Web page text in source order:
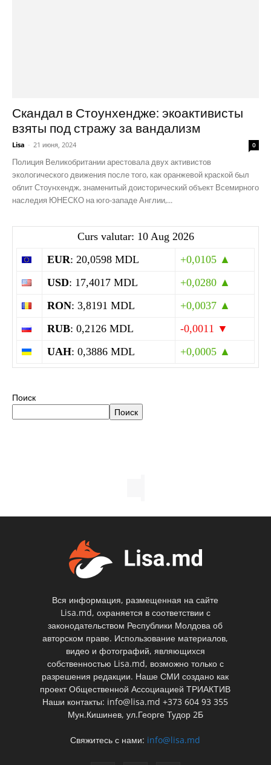
Скандал в Стоунхендже: экоактивисты
взяты под стражу за вандализм
Lisa - 21 июня, 2024 0
Полиция Великобритании арестовала двух активистов
экологического движения после того, как оранжевой краской был
облит Стоунхендж, знаменитый доисторический объект Всемирного
наследия ЮНЕСКО на юго-западе Англии,...
Curs valutar: 10 Aug 2026
EUR: 20,0598 MDL
+0,0105 ▲
USD: 17,4017 MDL
+0,0280 ▲
RON: 3,8191 MDL
+0,0037 ▲
RUB: 0,2126 MDL
-0,0011 ▼
UAH: 0,3886 MDL +0,0005 ▲
Поиск
Поиск
Вся информация, размещенная на сайте
Lisa.md, охраняется в соответствии с
законодательством Республики Молдова об
авторском праве. Использование материалов,
видео и фотографий, являющихся
собственностью Lisa.md, возможно только с
разрешения редакции. Наше СМИ создано как
проект Общественной Ассоциацией ТРИАКТИВ
Наши контакты: info@lisa.md +373 604 93 355
Мун.Кишинев, ул.Георге Тудор 2Б
Свяжитесь с нами: info@lisa.md